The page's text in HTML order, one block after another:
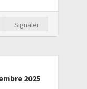
Signaler
2025